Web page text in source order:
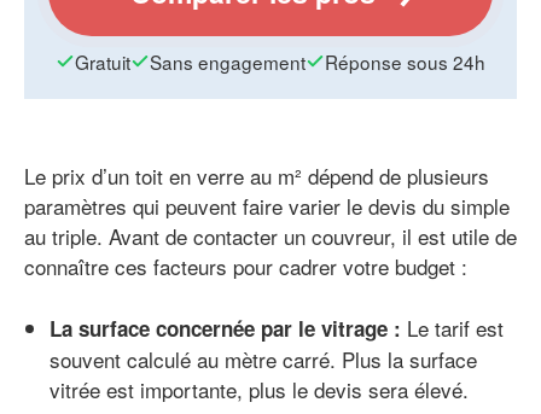
Gratuit Sans engagement Réponse sous 24h
Le prix d’un toit en verre au m² dépend de plusieurs
paramètres qui peuvent faire varier le devis du simple
au triple. Avant de contacter un couvreur, il est utile de
connaître ces facteurs pour cadrer votre budget :
La surface concernée par le vitrage : Le tarif est
souvent calculé au mètre carré. Plus la surface
vitrée est importante, plus le devis sera élevé.